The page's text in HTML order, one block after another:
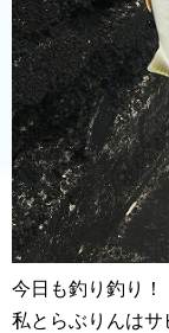
今日も釣り釣り！
私とらぶりんは